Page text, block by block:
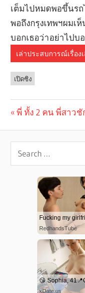
เต็มไปหมดพอขึ้นร
พอถึงกรุงเทพฯผมเ
บอกเธอว่าอย่าไปบ
เล่าประสบการณ์เรื่อง
เปิดซิง
navigation
Previous
พี่ ทั้ง 2 คน พี่สาวชั